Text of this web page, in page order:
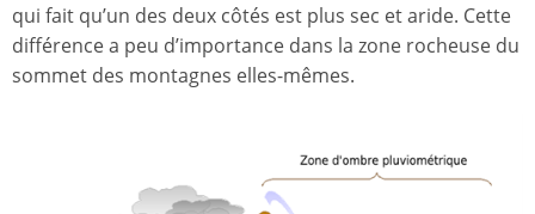
qui fait qu’un des deux côtés est plus sec et aride. Cette
différence a peu d’importance dans la zone rocheuse du
sommet des montagnes elles-mêmes.